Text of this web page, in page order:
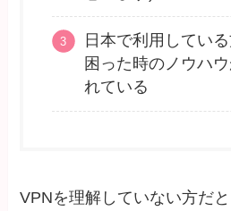
日本で利用している
困った時のノウハ
れている
VPNを理解していない方だ